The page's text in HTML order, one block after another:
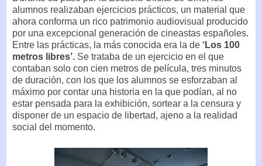
alumnos realizaban ejercicios prácticos, un material que
ahora conforma un rico patrimonio audiovisual producido
por una excepcional generación de cineastas españoles.
Entre las prácticas, la más conocida era la de ‘Los 100
metros libres’. Se trataba de un ejercicio en el que
contaban solo con cien metros de película, tres minutos
de duración, con los que los alumnos se esforzaban al
máximo por contar una historia en la que podían, al no
estar pensada para la exhibición, sortear a la censura y
disponer de un espacio de libertad, ajeno a la realidad
social del momento.